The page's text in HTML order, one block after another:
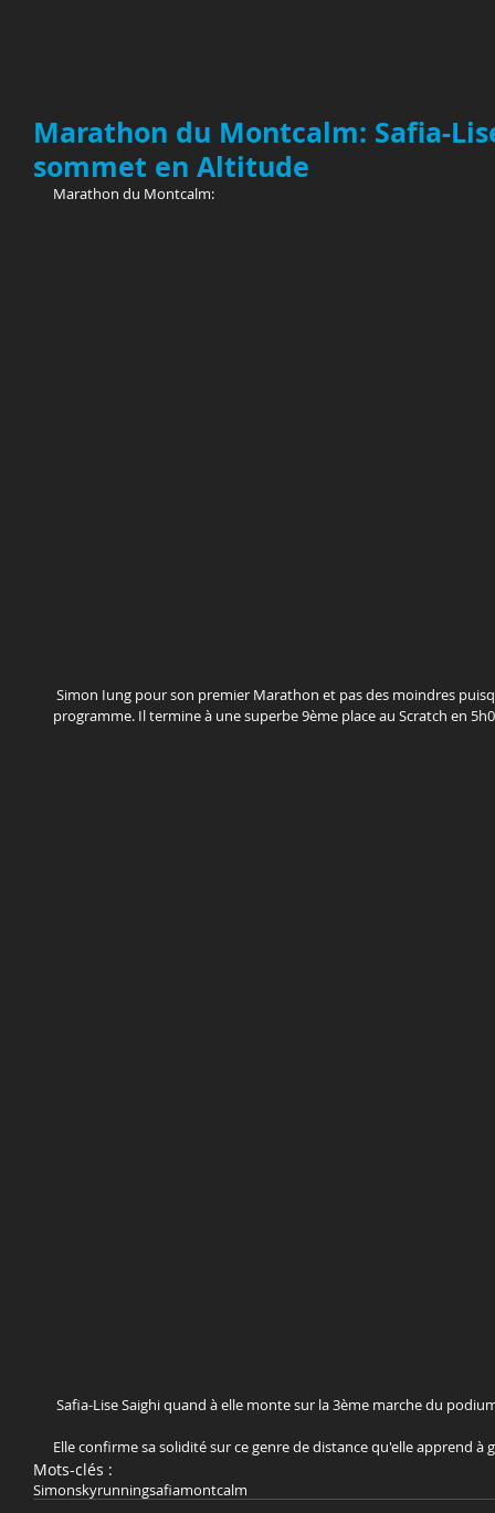
Marathon du Montcalm: Safia-
sommet en Altitude
Marathon du Montcalm:
programme. Il termine à une superbe 9ème place au Scratch en
Safia-Lise Saighi quand à elle monte sur la 3ème marche du
Elle confirme sa solidité sur ce genre de distance qu'elle apprend à
Mots-clés :
Simonskyrunningsafiamontcalm